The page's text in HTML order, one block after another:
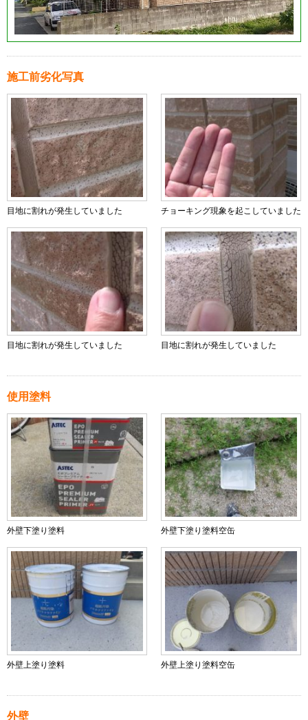
施工前劣化写真
目地に割れが発生していました チョーキング現象を起こしていました
目地に割れが発生していました 目地に割れが発生していました
使用塗料
外壁下塗り塗料 外壁下塗り塗料空缶
外壁上塗り塗料 外壁上塗り塗料空缶
外壁